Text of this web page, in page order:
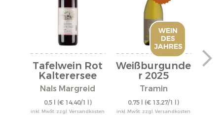
Tafelwein Rot
Kalterersee
Nals Margreid
0,5 l (€ 14,40/1 l)
inkl. MwSt. zzgl. Versandkosten
WEIN
DES
JAHRES
Weißburgunde
r 2025
Tramin
0,75 l (€ 13,27/1 l)
inkl. MwSt. zzgl. Versandkosten